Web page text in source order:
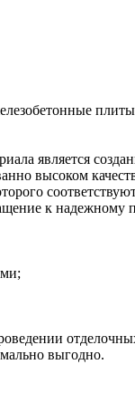
является
высоком
к надежному
выгодно.